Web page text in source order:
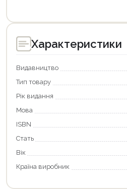
Характеристики
Видавництво
Тип товару
Рік видання
Мова
ISBN
Стать
Вік
Країна виробник
Продовжити